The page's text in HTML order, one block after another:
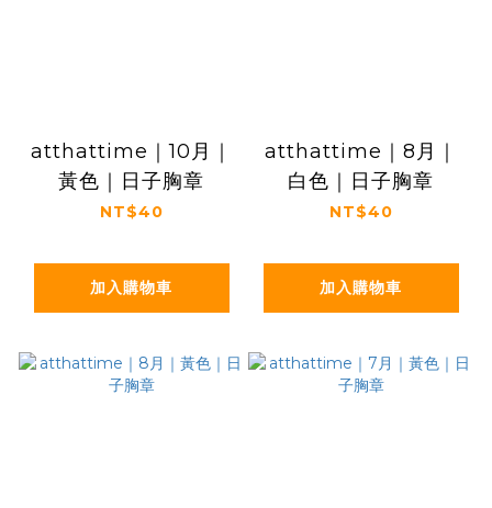
atthattime｜10月｜
黃色｜日子胸章
NT$40
加入購物車
atthattime｜8月｜
白色｜日子胸章
NT$40
加入購物車